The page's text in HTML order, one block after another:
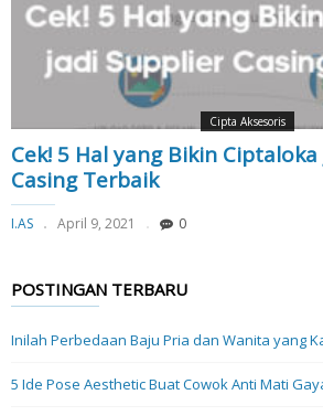
Cipta Aksesoris
Cek! 5 Hal yang Bikin
Casing Terbaik
I.AS April 9, 2021 0
POSTINGAN TERBARU
Inilah Perbedaan Baju Pria dan Wanita yang
5 Ide Pose Aesthetic Buat Cowok Anti Mati